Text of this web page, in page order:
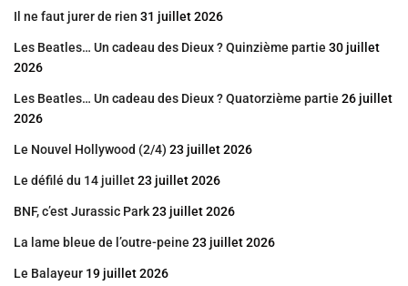
Il ne faut jurer de rien 31 juillet 2026
Les Beatles… Un cadeau des Dieux ? Quinzième partie 30 juillet
2026
Les Beatles… Un cadeau des Dieux ? Quatorzième partie 26 juillet
2026
Le Nouvel Hollywood (2/4) 23 juillet 2026
Le défilé du 14 juillet23 juillet 2026
BNF, c’est Jurassic Park23 juillet 2026
La lame bleue de l’outre-peine 23 juillet 2026
Le Balayeur 19 juillet 2026